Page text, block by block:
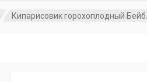
Кипарисовик горохоплодный Бейб...